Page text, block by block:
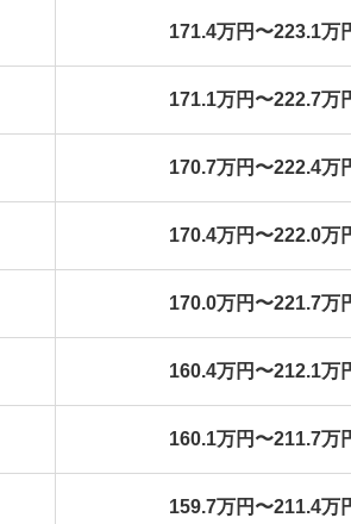
171.4万円〜223.1万
171.1万円〜222.7万
170.7万円〜222.4万
170.4万円〜222.0万
170.0万円〜221.7万
160.4万円〜212.1万
160.1万円〜211.7万
159.7万円〜211.4万